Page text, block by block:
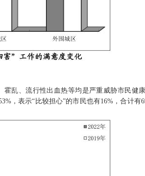
乱、流行性出血热等均是严重威胁市民健
，表示“比较担心”的市民也有16%，合计有